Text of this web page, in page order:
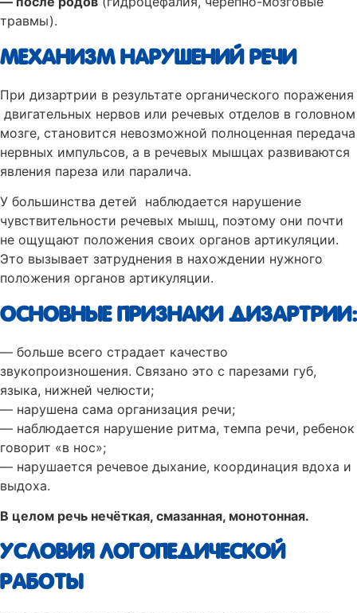
травмы).
МЕХАНИЗМ НАРУШЕНИЙ РЕЧИ
При дизартрии в результате органического поражения
двигательных нервов или речевых отделов в головном
мозге, становится невозможной полноценная передача
нервных импульсов, а в речевых мышцах развиваются
явления пареза или паралича.
У большинства детей наблюдается нарушение
чувствительности речевых мышц, поэтому они почти
не ощущают положения своих органов артикуляции.
Это вызывает затруднения в нахождении нужного
положения органов артикуляции.
ОСНОВНЫЕ ПРИЗНАКИ ДИЗАРТРИИ:
— больше всего страдает качество
звукопроизношения. Связано это с парезами губ,
языка, нижней челюсти;
— нарушена сама организация речи;
— наблюдается нарушение ритма, темпа речи, ребенок
говорит «в нос»;
— нарушается речевое дыхание, координация вдоха и
выдоха.
В целом речь нечёткая, смазанная, монотонная.
УСЛОВИЯ ЛОГОПЕДИЧЕСКОЙ
РАБОТЫ